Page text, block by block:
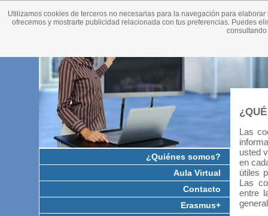
Las
usted
en
útiles
Las
entre
¿Quiénes somos?
Aula Virtual
Contacto
Erasmus+
Utilizamos cookies de terceros no necesarias para la navegación para
ofrecemos y mostrarte publicidad relacionada con tus preferencias. Puedes